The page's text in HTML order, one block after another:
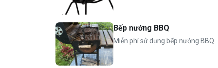
+ 2 phòng ngủ riêng biệt (4 giường 2mx2m), 2
gương, chậu rửa, sen cây, khăn tắm, bàn chải
+ 1 phòng khách với 2 điều hoà, TV, tủ lạnh
Tầng 3: 1 phòng ngủ tập thể gồm 4 đệm
Bếp nướng BBQ
Miễn phí sử dụng bếp nướng BBQ